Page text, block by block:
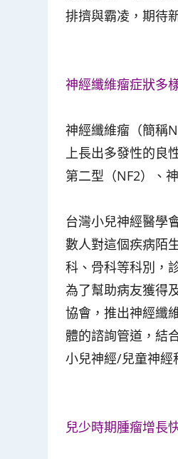
排擠與霸凌，期待
神經纖維瘤症狀多
神經纖維瘤（簡稱
上長出多發性的良
第二型（NF2）、
台灣小兒神經醫學
數人對這個疾病陌
科、骨科等科別，
為了幫助病友獲得
協會，推出神經纖
體的諮詢管道，結
小兒神經/兒童神經
兒少時期腫瘤增長